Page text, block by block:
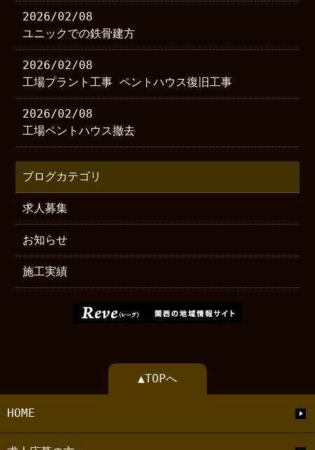
2026/02/08
ユニックでの鉄骨建方
2026/02/08
工場プラント工事 ペントハウス復旧工事
2026/02/08
工場ペントハウス撤去
ブログカテゴリ
求人募集
お知らせ
施工実績
▲TOPへ
HOME